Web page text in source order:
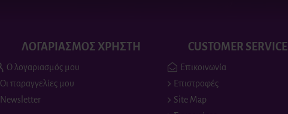
ΛΟΓΑΡΙΑΣΜΟΣ ΧΡΗΣΤΗ
Ο λογαριασμός μου
Οι παραγγελίες μου
Newsletter
CUSTOMER SERVICE
Επικοινωνία
Επιστροφές
Site Map